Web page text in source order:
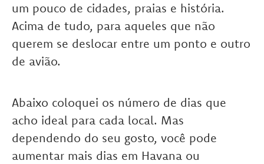
um pouco de cidades, praias e história.
Acima de tudo, para aqueles que não
querem se deslocar entre um ponto e outro
de avião.
Abaixo coloquei os número de dias que
acho ideal para cada local. Mas
dependendo do seu gosto, você pode
aumentar mais dias em Havana ou